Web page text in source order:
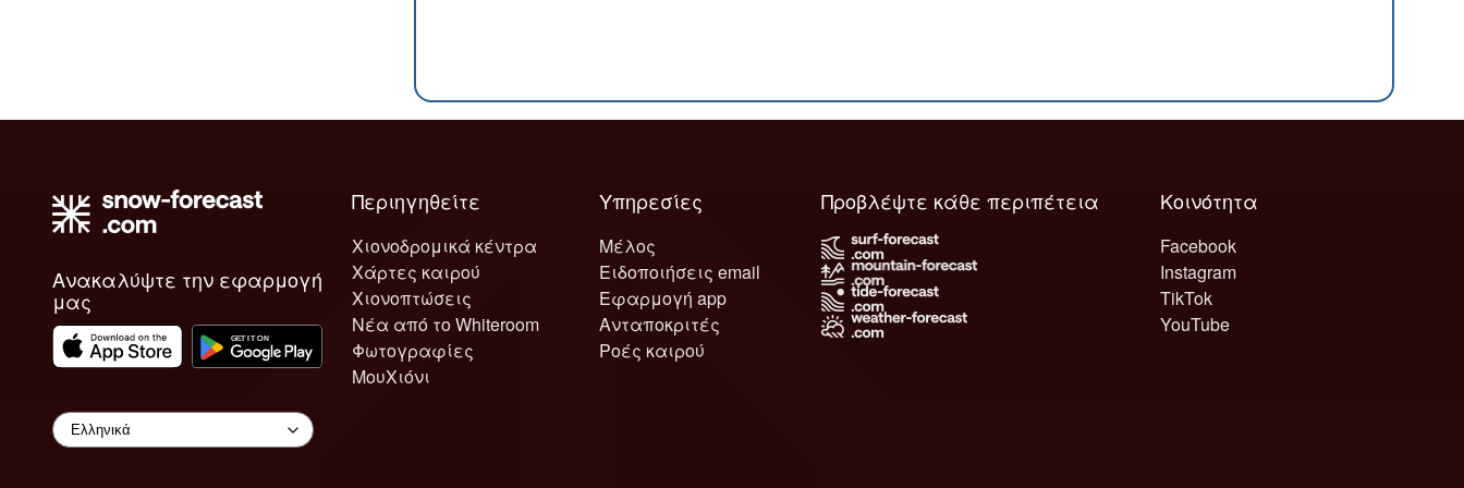
Ανακαλύψτε την εφαρμογή
μας
Περιηγηθείτε
Χιονοδρομικά κέντρα
Χάρτες καιρού
Χιονοπτώσεις
Νέα από το Whiteroom
Φωτογραφίες
ΜουΧιόνι
Υπηρεσίες
Μέλος
Ειδοποιήσεις email
Εφαρμογή app
Ανταποκριτές
Ροές καιρού
Κοινότητα
Facebook
Instagram
TikTok
YouTube
Προβλέψτε κάθε περιπέτεια